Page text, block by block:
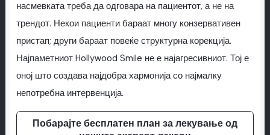
насмевката треба да одговара на пациентот, а не на
трендот. Некои пациенти бараат многу конзервативен
пристап; други бараат повеќе структурна корекција.
Најпаметниот Hollywood Smile не е најагресивниот. Тој е
оној што создава најдобра хармонија со најмалку
непотребна интервенција.
Побарајте бесплатен план за лекување од